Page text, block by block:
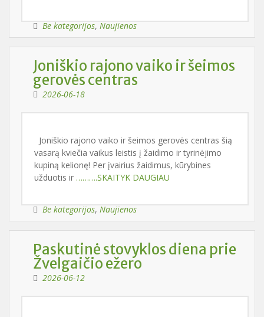
Be kategorijos, Naujienos
Joniškio rajono vaiko ir šeimos
gerovės centras
2026-06-18
Joniškio rajono vaiko ir šeimos gerovės centras šią
vasarą kviečia vaikus leistis į žaidimo ir tyrinėjimo
kupiną kelionę! Per įvairius žaidimus, kūrybines
užduotis ir ……….SKAITYK DAUGIAU
Be kategorijos, Naujienos
Paskutinė stovyklos diena prie
Žvelgaičio ežero
2026-06-12